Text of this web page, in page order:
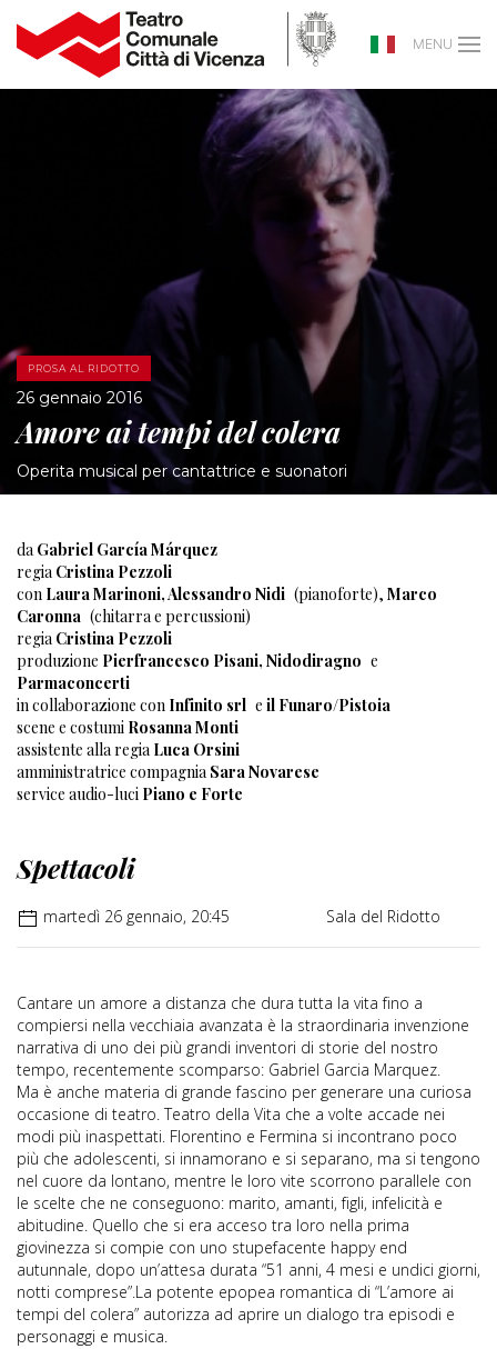
MENU
PROSA AL RIDOTTO
26 gennaio 2016
Amore ai tempi del colera
Operita musical per cantattrice e suonatori
da Gabriel García Márquez
regia Cristina Pezzoli
con Laura Marinoni, Alessandro Nidi (pianoforte), Marco
Caronna (chitarra e percussioni)
regia Cristina Pezzoli
produzione Pierfrancesco Pisani, Nidodiragno e
Parmaconcerti
in collaborazione con Infinito srl e il Funaro/Pistoia
scene e costumi Rosanna Monti
assistente alla regia Luca Orsini
amministratrice compagnia Sara Novarese
service audio-luci Piano e Forte
Spettacoli
martedì 26 gennaio, 20:45 Sala del Ridotto
Cantare un amore a distanza che dura tutta la vita fino a
compiersi nella vecchiaia avanzata è la straordinaria invenzione
narrativa di uno dei più grandi inventori di storie del nostro
tempo, recentemente scomparso: Gabriel Garcia Marquez.
Ma è anche materia di grande fascino per generare una curiosa
occasione di teatro. Teatro della Vita che a volte accade nei
modi più inaspettati. Florentino e Fermina si incontrano poco
più che adolescenti, si innamorano e si separano, ma si tengono
nel cuore da lontano, mentre le loro vite scorrono parallele con
le scelte che ne conseguono: marito, amanti, figli, infelicità e
abitudine. Quello che si era acceso tra loro nella prima
giovinezza si compie con uno stupefacente happy end
autunnale, dopo un’attesa durata “51 anni, 4 mesi e undici giorni,
notti comprese”.La potente epopea romantica di “L’amore ai
tempi del colera” autorizza ad aprire un dialogo tra episodi e
personaggi e musica.